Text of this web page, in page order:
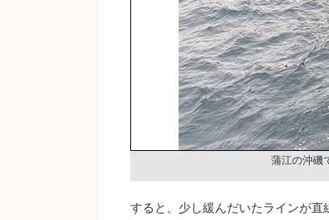
蒲江の沖磯
すると、少し緩んだいたラインが